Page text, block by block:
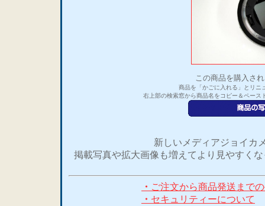
この商品を購入さ
商品を「かごに入れる」とリニ
右上部の検索窓から商品名をコピー＆ペース
新しいメディアジョイカ
掲載写真や拡大画像も増えてより見やすく
・ ご注文から商品発送まで
・ セキュリティーについて